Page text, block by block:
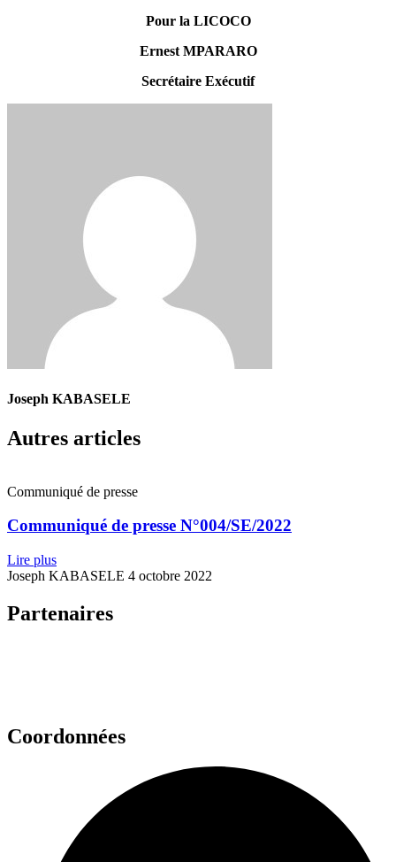
Pour la LICOCO
Ernest MPARARO
Secrétaire Exécutif
Joseph KABASELE
Autres articles
Communiqué de presse
Communiqué de presse N°004/SE/2022
Lire plus
Joseph KABASELE 4 octobre 2022
Partenaires
Coordonnées